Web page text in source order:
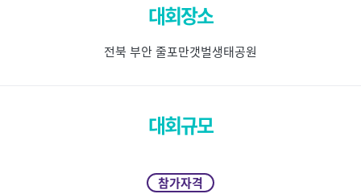
대회장소
전북 부안 줄포만갯벌생태공원
대회규모
참가자격